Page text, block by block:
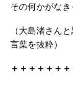
その何かがなき
（大島渚さん
言葉を抜粋）
＋＋＋＋＋＋